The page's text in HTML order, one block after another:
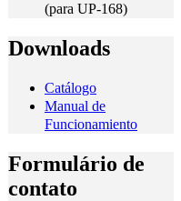
(para UP-168)
Downloads
Catálogo
Manual de
Funcionamiento
Formulário de
contato